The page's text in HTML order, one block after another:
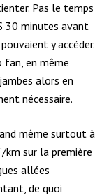
Pas le temps
30 minutes avant
y accéder.
en même
alors en
nécessaire.
même surtout à
km sur la première
allées
de quoi